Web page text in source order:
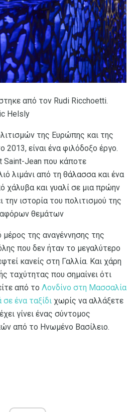
από τον Rudi Ricchoetti.
Helsly
της Ευρώπης και της
2013, είναι ένα φιλόδοξο έργο.
Saint-Jean που κάποτε
λιμάνι από τη θάλασσα και ένα
χάλυβα και γυαλί σε μια πρώην
ιστορία του πολιτισμού της
θεμάτων
μέρος της αναγέννησης της
που δεν ήταν το μεγαλύτερο
κανείς στη Γαλλία. Και χάρη
ταχύτητας που σημαίνει ότι
από το Λονδίνο στη Μασσαλία
ένα ταξίδι χωρίς να αλλάξετε
γίνει ένας σύντομος
από το Ηνωμένο Βασίλειο.